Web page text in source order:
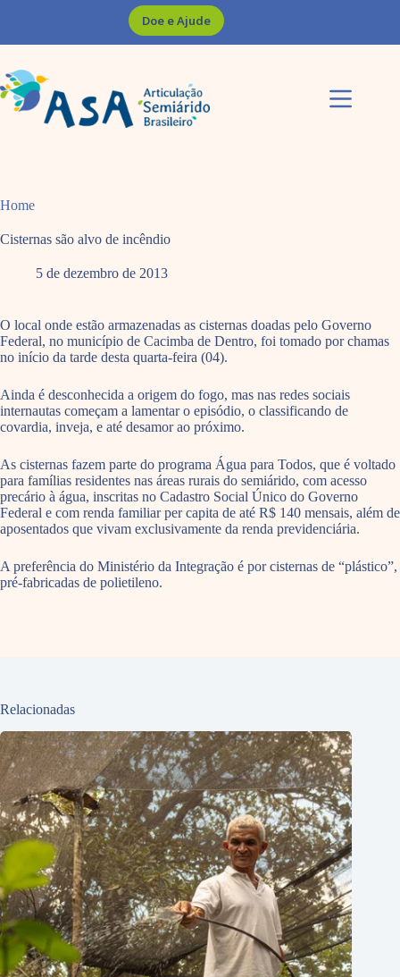
Doe e Ajude
Home
Cisternas são alvo de incêndio
5 de dezembro de 2013
O local onde estão armazenadas as cisternas doadas pelo Governo
Federal, no município de Cacimba de Dentro, foi tomado por chamas
no início da tarde desta quarta-feira (04).
Ainda é desconhecida a origem do fogo, mas nas redes sociais
internautas começam a lamentar o episódio, o classificando de
covardia, inveja, e até desamor ao próximo.
As cisternas fazem parte do programa Água para Todos, que é voltado
para famílias residentes nas áreas rurais do semiárido, com acesso
precário à água, inscritas no Cadastro Social Único do Governo
Federal e com renda familiar per capita de até R$ 140 mensais, além de
aposentados que vivam exclusivamente da renda previdenciária.
A preferência do Ministério da Integração é por cisternas de “plástico”,
pré-fabricadas de polietileno.
Relacionadas